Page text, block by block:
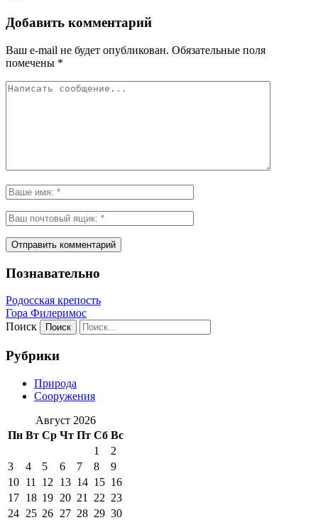
Добавить комментарий
Ваш e-mail не будет опубликован. Обязательные поля
помечены *
Познавательно
Родосская крепость
Гора Филеримос
Поиск
Рубрики
Природа
Сооружения
Август 2026
Пн Вт Ср Чт Пт Сб Вс
1
2
3
4 5 6 7 8
9
10 11 12 13 14 15 16
17 18 19 20 21 22 23
24 25 26 27 28 29 30